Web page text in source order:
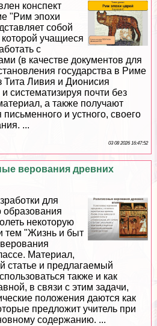
конспект
"Рим эпохи
собой
учащиеся
с
(в качестве документов для
государства в Риме
Тита Ливия и Дионисия
систематизируя почти без
а также получают
и устного, своего
...
03 08 2026 16:47:52
верования древних
для
образования
некоторую
тем "Жизнь и быт
Материал,
статье и предлагаемый
также и как
в связи с этим задачи,
положения даются как
предложит учитель при
содержанию. ...